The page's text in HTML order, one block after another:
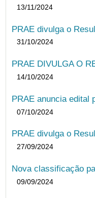
13/11/2024
PRAE divulga o
31/10/2024
PRAE DIVULGA O
14/10/2024
PRAE anuncia edital
07/10/2024
PRAE divulga o
27/09/2024
Nova classificação
09/09/2024